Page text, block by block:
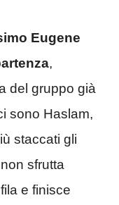
Eugene
,
del gruppo già
sono Haslam,
staccati gli
sfrutta
e finisce